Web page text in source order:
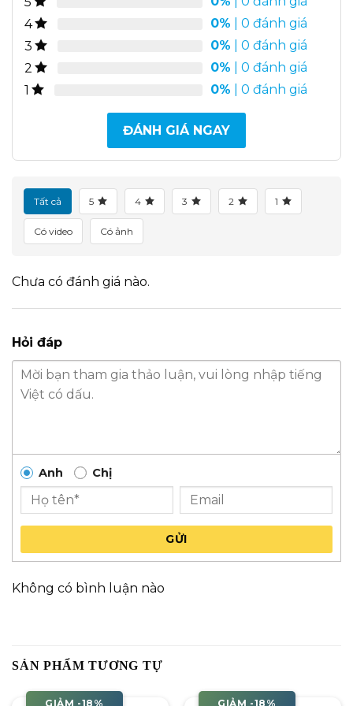
4
0% | 0 đánh giá
3
0% | 0 đánh giá
2
0% | 0 đánh giá
1
0% | 0 đánh giá
ĐÁNH GIÁ NGAY
Tất cả 5 4 3 2 1
Có video Có ảnh
Chưa có đánh giá nào.
Hỏi đáp
Anh Chị
GỬI
Không có bình luận nào
SẢN PHẨM TƯƠNG TỰ
GIẢM -18% GIẢM -18%